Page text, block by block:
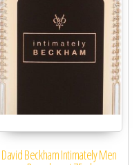
David Beckham Intimately Men